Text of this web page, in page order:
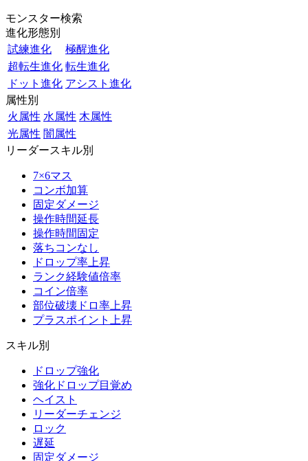
モンスター検索
進化形態別
試練進化
極醒進化
超転生進化 転生進化
ドット進化 アシスト進化
属性別
火属性 水属性 木属性
光属性 闇属性
リーダースキル別
7×6マス
コンボ加算
固定ダメージ
操作時間延長
操作時間固定
落ちコンなし
ドロップ率上昇
ランク経験値倍率
コイン倍率
部位破壊ドロ率上昇
プラスポイント上昇
スキル別
ドロップ強化
強化ドロップ目覚め
ヘイスト
リーダーチェンジ
ロック
遅延
固定ダメージ